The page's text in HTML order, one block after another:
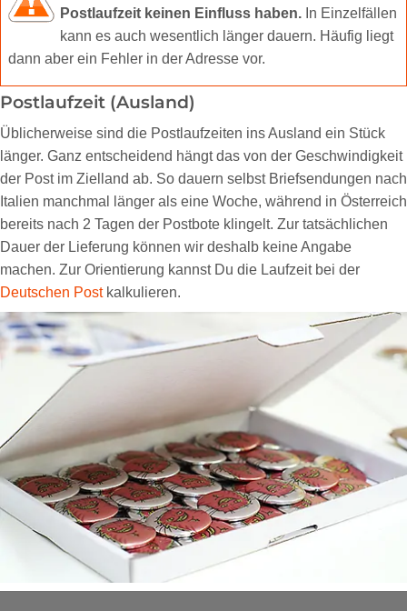
Postlaufzeit keinen Einfluss haben. In Einzelfällen
kann es auch wesentlich länger dauern. Häufig liegt
dann aber ein Fehler in der Adresse vor.
Postlaufzeit (Ausland)
Üblicherweise sind die Postlaufzeiten ins Ausland ein Stück
länger. Ganz entscheidend hängt das von der Geschwindigkeit
der Post im Zielland ab. So dauern selbst Briefsendungen nach
Italien manchmal länger als eine Woche, während in Österreich
bereits nach 2 Tagen der Postbote klingelt. Zur tatsächlichen
Dauer der Lieferung können wir deshalb keine Angabe
machen. Zur Orientierung kannst Du die Laufzeit bei der
Deutschen Postkalkulieren.